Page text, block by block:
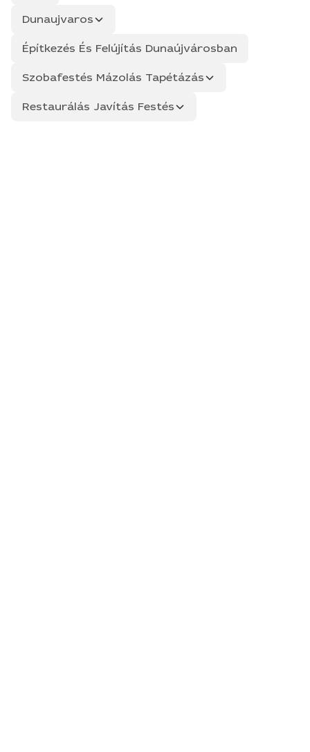
Dunaujvaros
Építkezés És Felújítás Dunaújvárosban
Szobafestés Mázolás Tapétázás
Restaurálás Javítás Festés